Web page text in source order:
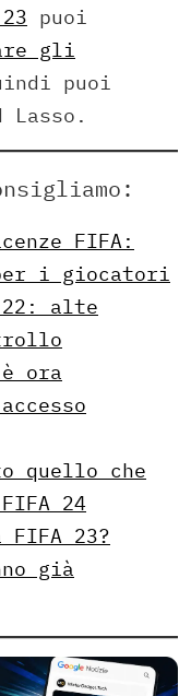
puoi
gli
puoi
Lasso.
FIFA:
i giocatori
22: alte
ora
quello che
24
FIFA 23?
già